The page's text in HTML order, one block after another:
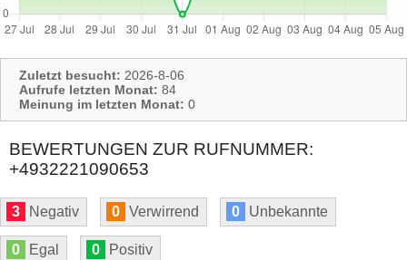
Zuletzt besucht: 2026-8-06
Aufrufe letzten Monat: 84
Meinung im letzten Monat: 0
BEWERTUNGEN ZUR RUFNUMMER:
+4932221090653
3 Negativ 0 Verwirrend 0 Unbekannte
0 Egal 0 Positiv